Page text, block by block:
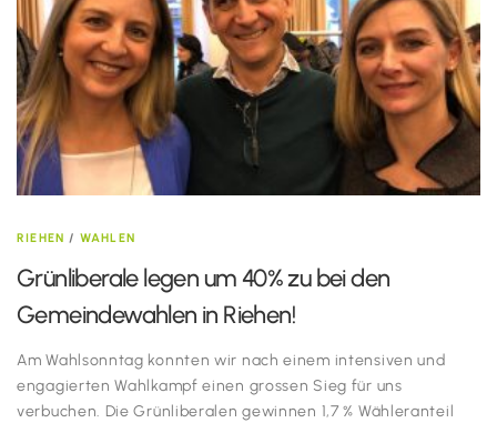
RIEHEN / WAHLEN
Grünliberale legen um 40% zu bei den
Gemeindewahlen in Riehen!
Am Wahlsonntag konnten wir nach einem intensiven und
engagierten Wahlkampf einen grossen Sieg für uns
verbuchen. Die Grünliberalen gewinnen 1,7 % Wähleranteil